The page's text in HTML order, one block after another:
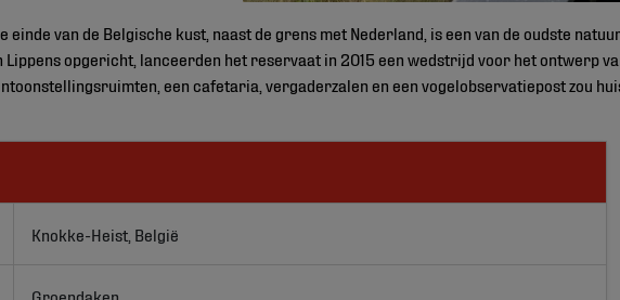
einde van de Belgische kust, naast de grens met Nederland, is een van de oudste
Lippens opgericht, lanceerden het reservaat in 2015 een wedstrijd voor het ontwerp
een cafetaria, vergaderzalen en een vogelobservatiepost zou
Knokke-Heist, België
Groendaken